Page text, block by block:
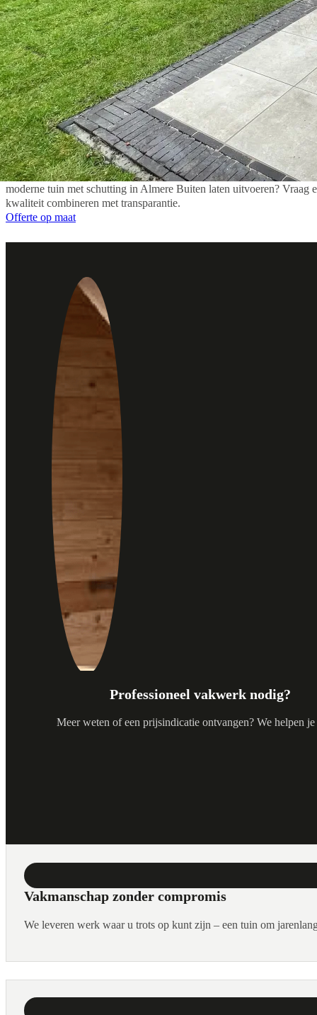
– Sierbestrating en opritten
– Overkappingen, pergola’s en vlonders
– Schuttingen, erfafscheidingen en poorten
– Terrassen, looppaden en tuintrappen
– Gazonaanleg, beplanting en verlichting
– Complete tuinaanleg op maat – van ontwerp tot oplevering
Met veel projecten in Almere Buiten weten wij precies waar we
Zo weet u zeker dat uw tuinproject in betrouwbare handen is.
Neem contact op voor een gratis en vrijblijvende
prijsopgave.
moderne tuin met schutting in Almere Buiten laten uitvoeren?
kwaliteit combineren met transparantie.
Offerte op maat
Professioneel vakwerk nodig?
Meer weten of een prijsindicatie ontvangen? We helpen
Vakmanschap zonder compromis
We leveren werk waar u trots op kunt zijn – een tuin om